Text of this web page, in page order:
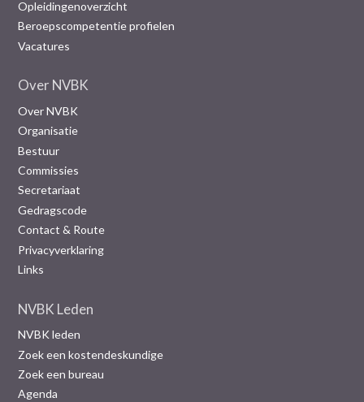
Opleidingenoverzicht
Beroepscompetentie profielen
Vacatures
Over NVBK
Over NVBK
Organisatie
Bestuur
Commissies
Secretariaat
Gedragscode
Contact & Route
Privacyverklaring
Links
NVBK Leden
NVBK leden
Zoek een kostendeskundige
Zoek een bureau
Agenda